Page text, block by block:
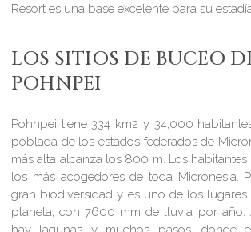
Resort es una base excelente para su
LOS SITIOS DE BUCEO
POHNPEI
Pohnpei tiene 334 km2 y 34,000
poblada de los estados federados de
más alta alcanza los 800 m. Los
los más acogedores de toda Micronesia.
gran biodiversidad y es uno de los
planeta, con 7600 mm de lluvia por año.